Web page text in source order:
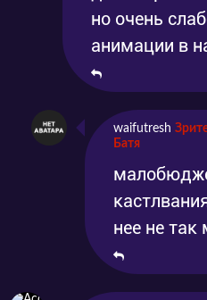
но очень
анимации в
waifutresh
Батя
нее не так